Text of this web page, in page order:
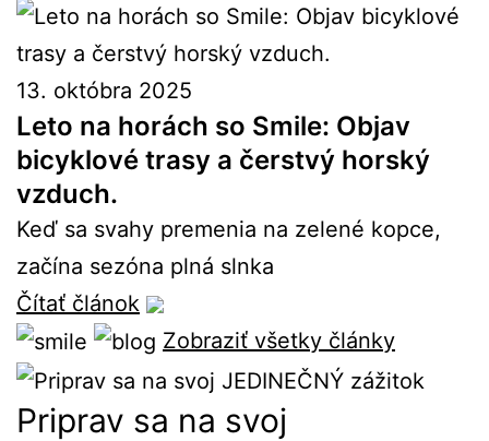
13. októbra 2025
Leto na horách so Smile: Objav
bicyklové trasy a čerstvý horský
vzduch.
Keď sa svahy premenia na zelené kopce,
začína sezóna plná slnka
Čítať článok
Zobraziť všetky články
Priprav sa na svoj